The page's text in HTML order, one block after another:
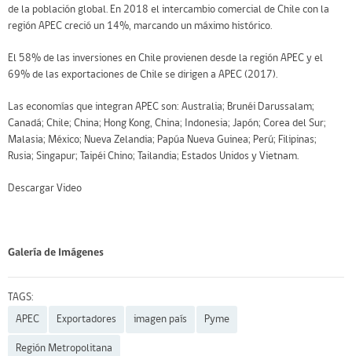
de la población global. En 2018 el intercambio comercial de Chile con la
región APEC creció un 14%, marcando un máximo histórico.
El 58% de las inversiones en Chile provienen desde la región APEC y el
69% de las exportaciones de Chile se dirigen a APEC (2017).
Las economías que integran APEC son: Australia; Brunéi Darussalam;
Canadá; Chile; China; Hong Kong, China; Indonesia; Japón; Corea del Sur;
Malasia; México; Nueva Zelandia; Papúa Nueva Guinea; Perú; Filipinas;
Rusia; Singapur; Taipéi Chino; Tailandia; Estados Unidos y Vietnam.
Descargar Video
Galería de Imágenes
TAGS:
APEC
Exportadores imagen país Pyme
Región Metropolitana